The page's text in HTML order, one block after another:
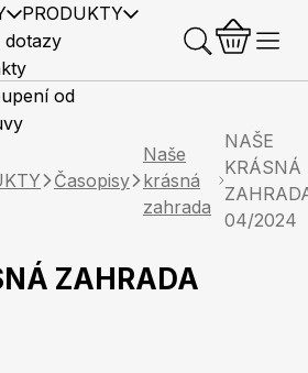
PRODUKTY
dotazy
od
Časopisy
Naše
krásná
zahrada
NAŠE
KRÁSNÁ
04/2024
ZAHRADA